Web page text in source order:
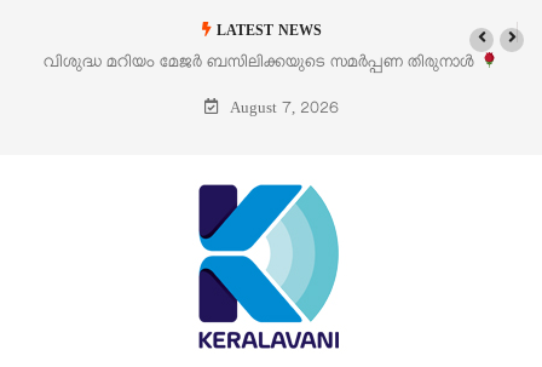
LATEST NEWS
ബസിലിക്കയുടെ സമർപ്പണ തിരുനാൾ
‘പെറ്റൽസ്’ ലൈഫ്
August 7, 2026